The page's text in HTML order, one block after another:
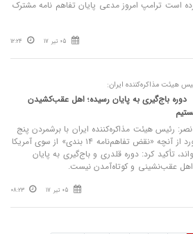
است ترامپ امروز مدعی پایان تفاهم نامه مشترک
05 تیر 17 12:24
هیئت مذاکره‌کننده ایران:
دوره باج‌گیری به پایان رسیده؛ اهل عقب‌کشیدن
نصر: رئیس هیئت مذاکره‌کننده ایران با برشمردن پنج
مورد از آنچه «نقض تفاهم‌نامه ۱۴ بندی» از سوی آمریکا
تأکید کرد: دوره قلدری و باج‌گیری به پایان
عقب‌نشینی و کوتاه‌آمدن نیست.
05 تیر 17 08:23